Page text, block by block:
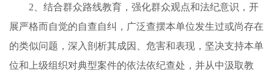
2、结合群众路线教育，强化群众观点和法纪意识，开
展严格而自觉的自查自纠，广泛查摆本单位发生过或尚存在
的类似问题，深入剖析其成因、危害和表现，坚决支持本单
位和上级组织对典型案件的依法依纪查处，并从中汲取教